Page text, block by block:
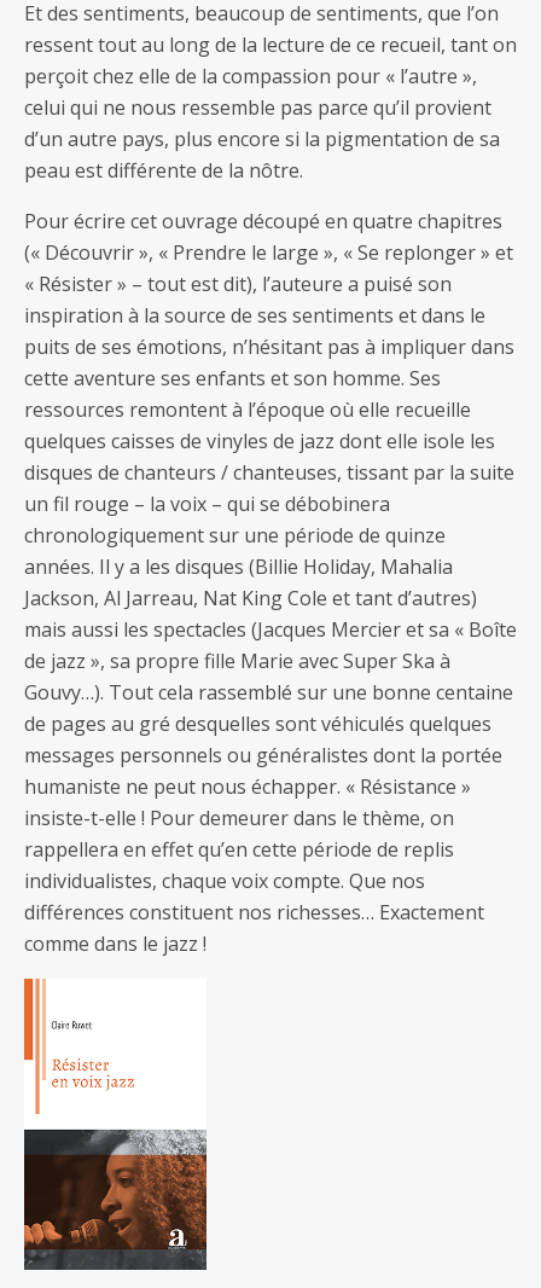
Et des sentiments, beaucoup de sentiments, que l’on
ressent tout au long de la lecture de ce recueil, tant on
perçoit chez elle de la compassion pour « l’autre »,
celui qui ne nous ressemble pas parce qu’il provient
d’un autre pays, plus encore si la pigmentation de sa
peau est différente de la nôtre.
Pour écrire cet ouvrage découpé en quatre chapitres
(« Découvrir », « Prendre le large », « Se replonger » et
« Résister » – tout est dit), l’auteure a puisé son
inspiration à la source de ses sentiments et dans le
puits de ses émotions, n’hésitant pas à impliquer dans
cette aventure ses enfants et son homme. Ses
ressources remontent à l’époque où elle recueille
quelques caisses de vinyles de jazz dont elle isole les
disques de chanteurs / chanteuses, tissant par la suite
un fil rouge – la voix – qui se débobinera
chronologiquement sur une période de quinze
années. Il y a les disques (Billie Holiday, Mahalia
Jackson, Al Jarreau, Nat King Cole et tant d’autres)
mais aussi les spectacles (Jacques Mercier et sa « Boîte
de jazz », sa propre fille Marie avec Super Ska à
Gouvy…). Tout cela rassemblé sur une bonne centaine
de pages au gré desquelles sont véhiculés quelques
messages personnels ou généralistes dont la portée
humaniste ne peut nous échapper. « Résistance »
insiste-t-elle ! Pour demeurer dans le thème, on
rappellera en effet qu’en cette période de replis
individualistes, chaque voix compte. Que nos
différences constituent nos richesses… Exactement
comme dans le jazz !